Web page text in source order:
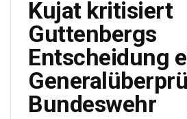
Kujat kritisiert
Guttenbergs
Entscheidung
Bundeswehr